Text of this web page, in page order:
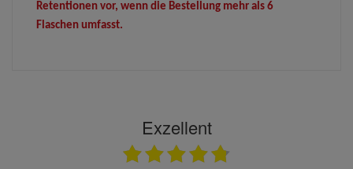
Retentionen vor, wenn die Bestellung mehr als 6
Flaschen umfasst.
Exzellent